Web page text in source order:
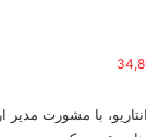
انتاریو، با مشورت